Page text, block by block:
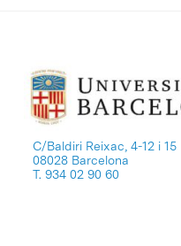
C/Baldiri Reixac, 4-12 i 15
08028 Barcelona
T. 934 02 90 60